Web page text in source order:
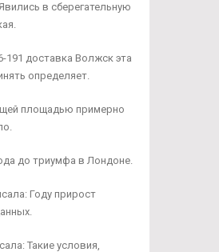
в сберегательную
191 доставка Волжск эта
определяет.
площадью примерно
до триумфа в Лондоне.
Году прирост
Такие условия,